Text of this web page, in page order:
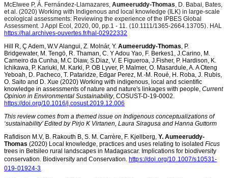
McElwee P, Á. Fernández-Llamazares, Aumeeruddy-Thomas, D. Babai, Bates,
et al. (2020) Working with Indigenous and local knowledge (ILK) in large-scale
ecological assessments: Reviewing the experience of the IPBES Global
Assessment. J Appl Ecol, 2020, 00, pp.1 - 11. ⟨10.1111/1365-2664.13705⟩. HAL
https://hal.archives-ouvertes.fr/hal-02922332
Hill R, Ç Adem, W.V Alangui, Z. Molnár, Y. Aumeeruddy-Thomas, P.
Bridgewater, M. Tengö, R. Thaman, C. Y Adou Yao, F. Berkes1, J.Carino, M.
Carneiro da Cunha, M.C Diaw, S.Diaz, V. E Figueroa, J.Fisher, P. Hardison, K.
Ichikawa, P. Kariuki, M. Karki, P. OB Lyver, P. Malmer, O. Masardule, A. A Oteng
Yeboah, D. Pacheco, T. Pataridze, Edgar Perez, M.-M. Roué, H. Roba, J. Rubis,
O. Saito and D. Xue (2020) Working with indigenous, local and scientific
knowledge in assessments of nature and nature's linkages with people, Current
Opinion in Environmental Sustainability, COSUST-D-19-0002.
https://doi.org/10.1016/j.cosust.2019.12.006
This review comes from a themed issue on Indigenous conceptualizations of
‘sustainability’ Edited by Pirjo K Virtanen, Laura Siragusa and Hanna Guttorm
Rafidison M.V, B. Rakouth B, S. M. Carrère, F. Kjellberg, Y. Aumeeruddy-
Thomas (2020) Local knowledge, practices and uses relating to isolated Ficus
trees in Betsileo rural landscapes in Madagascar. Implications for biodiversity
conservation. Biodiversity and Conservation. https://doi.org/10.1007/s10531-
019-01924-3